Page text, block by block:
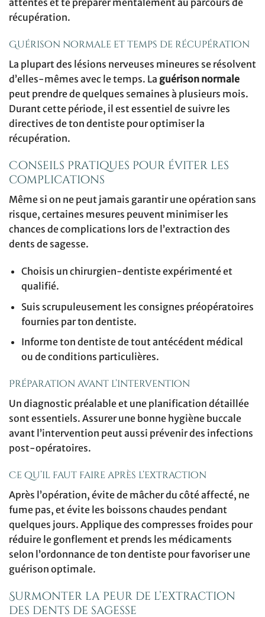
récupération.
Guérison normale et temps de récupération
La plupart des lésions nerveuses mineures se résolvent
d’elles-mêmes avec le temps. La guérison normale
peut prendre de quelques semaines à plusieurs mois.
Durant cette période, il est essentiel de suivre les
directives de ton dentiste pour optimiser la
récupération.
Conseils pratiques pour éviter les
complications
Même si on ne peut jamais garantir une opération sans
risque, certaines mesures peuvent minimiser les
chances de complications lors de l’extraction des
dents de sagesse.
Choisis un chirurgien-dentiste expérimenté et
qualifié.
Suis scrupuleusement les consignes préopératoires
fournies par ton dentiste.
Informe ton dentiste de tout antécédent médical
ou de conditions particulières.
Préparation avant l’intervention
Un diagnostic préalable et une planification détaillée
sont essentiels. Assurer une bonne hygiène buccale
avant l’intervention peut aussi prévenir des infections
post-opératoires.
Ce qu’il faut faire après l’extraction
Après l’opération, évite de mâcher du côté affecté, ne
fume pas, et évite les boissons chaudes pendant
quelques jours. Applique des compresses froides pour
réduire le gonflement et prends les médicaments
selon l’ordonnance de ton dentiste pour favoriser une
guérison optimale.
Surmonter la peur de l’extraction
des dents de sagesse